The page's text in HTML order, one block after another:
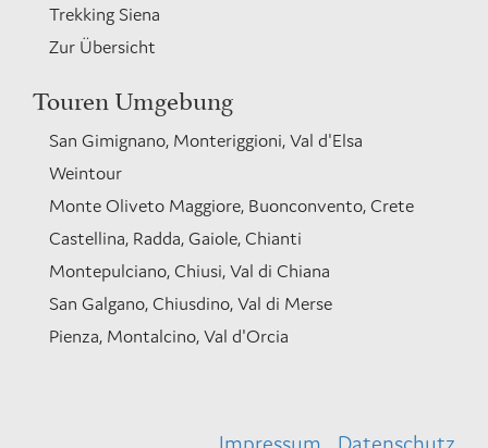
Trekking Siena
Zur Übersicht
Touren Umgebung
San Gimignano, Monteriggioni, Val d'Elsa
Weintour
Monte Oliveto Maggiore, Buonconvento, Crete
Castellina, Radda, Gaiole, Chianti
Montepulciano, Chiusi, Val di Chiana
San Galgano, Chiusdino, Val di Merse
Pienza, Montalcino, Val d'Orcia